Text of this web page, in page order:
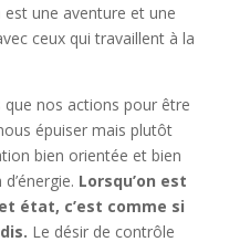
une aventure et une
ceux qui travaillent à la
nos actions pour être
épuiser mais plutôt
bien orientée et bien
Lorsqu’on est
état, c’est comme si
Le désir de contrôle